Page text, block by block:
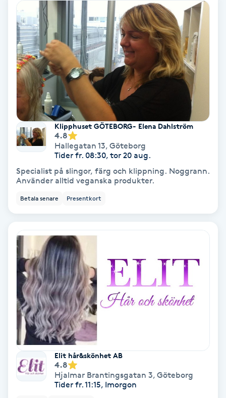
Gelenaglar
Gellack
Gellack med förstärkning
Gravidmassage
Gravidyoga
Gruppträning
Gua Sha-massage
Headspa
Healing
Herrklippning
HIFU
Hollywood Peel
Klipphuset GÖTEBORG- Elena Dahlström
4.8
Hallegatan 13, Göteborg
Tider fr. 08:30, tor 20 aug.
Specialist på slingor, färg och klippning. Noggrann.
Använder alltid veganska produkter.
Betala senare Presentkort
Elit hår&skönhet AB
4.8
Hjalmar Brantingsgatan 3, Göteborg
Tider fr. 11:15, Imorgon